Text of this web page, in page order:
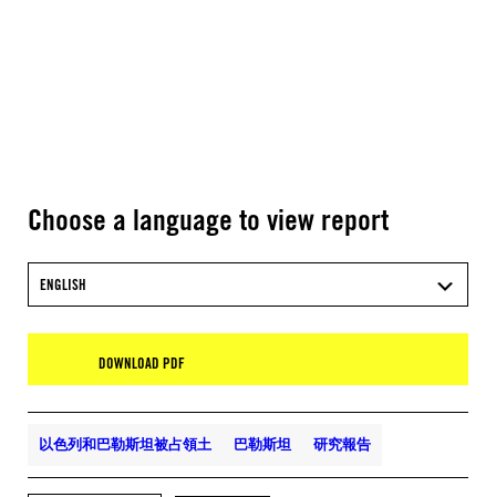
Choose a language to view report
ENGLISH
DOWNLOAD PDF
以色列和巴勒斯坦被占領土 巴勒斯坦 研究報告